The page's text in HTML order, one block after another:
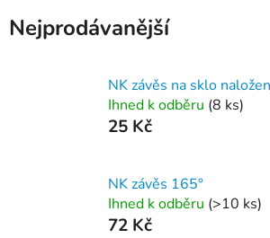
Nejprodávanější
NK závěs na sklo
Ihned k odběru (8 ks)
25 Kč
NK závěs 165°
Ihned k odběru (>10 ks)
72 Kč